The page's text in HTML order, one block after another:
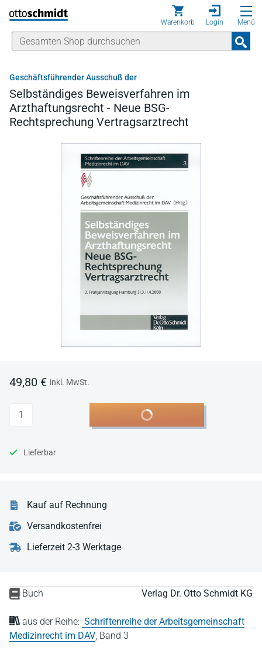
Direkt zum Inhalt
Warenkorb Login Menü
Geschäftsführender Ausschuß der
Selbständiges Beweisverfahren im
Arzthaftungsrecht - Neue BSG-
Rechtsprechung Vertragsarztrecht
Buch Verlag Dr. Otto Schmidt KG
aus der Reihe: Schriftenreihe der Arbeitsgemeinschaft
Medizinrecht im DAV, Band 3
49,80 € inkl. MwSt.
Anzahl In den Warenkorb
Lieferbar
Kauf auf Rechnung
Versandkostenfrei
Lieferzeit 2-3 Werktage